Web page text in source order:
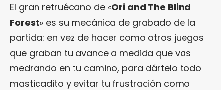
El gran retruécano de «Ori and The Blind
Forest» es su mecánica de grabado de la
partida: en vez de hacer como otros juegos
que graban tu avance a medida que vas
medrando en tu camino, para dártelo todo
masticadito y evitar tu frustración como